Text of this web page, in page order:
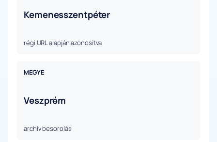
Kemenesszentpéter
régi URL alapján azonosítva
MEGYE
Veszprém
archív besorolás